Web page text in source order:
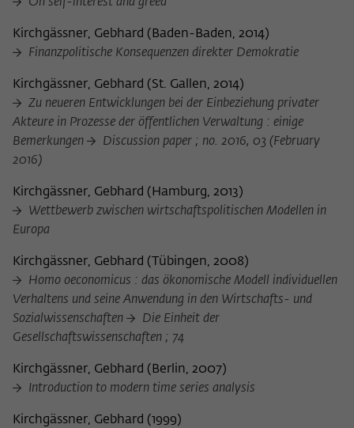
Kirchgässner, Gebhard ( Baden-Baden, 2014)
Finanzpolitische Konsequenzen direkter Demokratie
Kirchgässner, Gebhard (St. Gallen, 2014)
Zu neueren Entwicklungen bei der Einbeziehung privater
Akteure in Prozesse der öffentlichen Verwaltung : einige
Bemerkungen
Discussion paper ; no. 2016, 03 (February
2016)
Kirchgässner, Gebhard ( Hamburg, 2013)
Wettbewerb zwischen wirtschaftspolitischen Modellen in
Europa
Kirchgässner, Gebhard ( Tübingen, 2008)
Homo oeconomicus : das ökonomische Modell individuellen
Verhaltens und seine Anwendung in den Wirtschafts- und
Sozialwissenschaften
Die Einheit der
Gesellschaftswissenschaften ; 74
Kirchgässner, Gebhard ( Berlin, 2007)
Introduction to modern time series analysis
Kirchgässner, Gebhard (1999)